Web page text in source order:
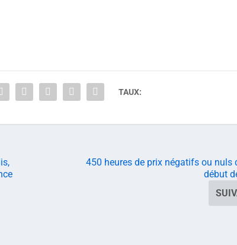
TAUX:
450 heures de prix négatifs ou nuls
début